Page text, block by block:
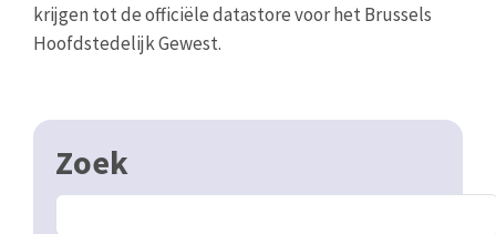
krijgen tot de officiële datastore voor het Brussels
Hoofdstedelijk Gewest.
Zoek